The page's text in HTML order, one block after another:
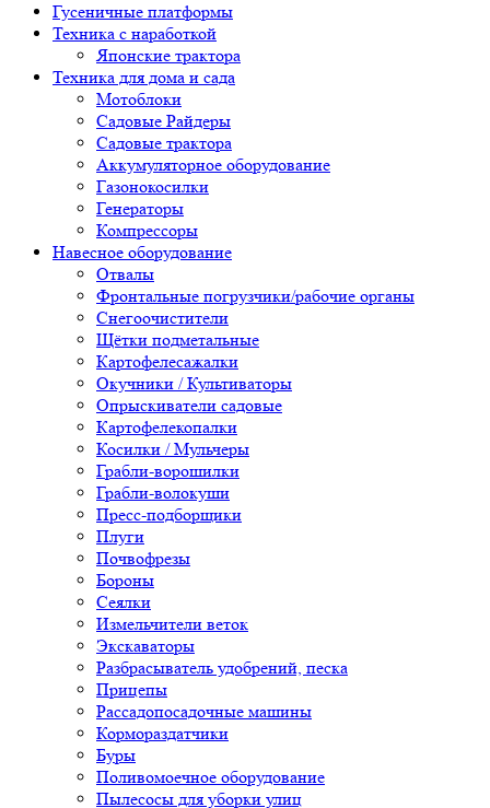
Гусеничные платформы
Техника с наработкой
Японские трактора
Техника для дома и сада
Мотоблоки
Садовые Райдеры
Садовые трактора
Аккумуляторное оборудование
Газонокосилки
Генераторы
Компрессоры
Навесное оборудование
Отвалы
Фронтальные погрузчики/рабочие органы
Снегоочистители
Щётки подметальные
Картофелесажалки
Окучники / Культиваторы
Опрыскиватели садовые
Картофелекопалки
Косилки / Мульчеры
Грабли-ворошилки
Грабли-волокуши
Пресс-подборщики
Плуги
Почвофрезы
Бороны
Сеялки
Измельчители веток
Экскаваторы
Разбрасыватель удобрений, песка
Прицепы
Рассадопосадочные машины
Кормораздатчики
Буры
Поливомоечное оборудование
Пылесосы для уборки улиц